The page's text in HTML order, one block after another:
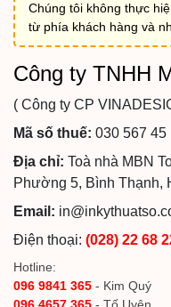
Chúng tôi không thực
từ phía khách hàng và
Công ty TNHH
( Công ty CP
Mã số thuế: 030 567 45
Địa chỉ: Toà nhà MBN
Phường 5, Bình Thạnh,
Email:
Điện thoại: (028) 22 68
Hotline:
096 9841 365 - Kim Quý